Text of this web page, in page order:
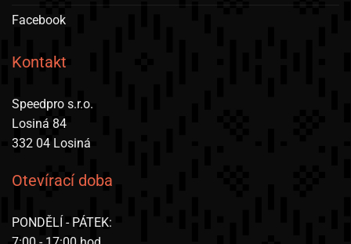
Facebook
Kontakt
Speedpro s.r.o.
Losiná 84
332 04 Losiná
Otevírací doba
PONDĚLÍ - PÁTEK: